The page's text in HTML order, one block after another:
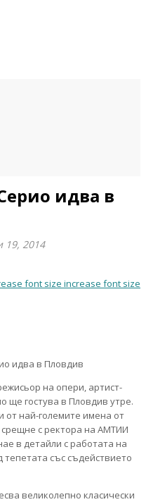
идва в
2014
increase font size
на опери, артист-
ще гостува в Пловдив утре.
от най-големите имена от
с ректора на АМТИИ
в детайли с работата на
със съдействието
великолепно класически